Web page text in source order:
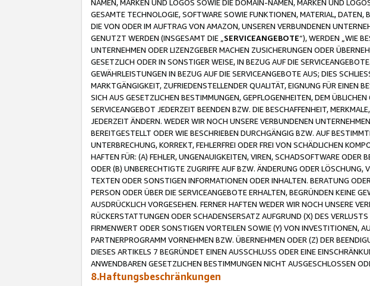
NAMEN, MARKEN UND LOGOS SOWIE DIE DOMAIN-NAMEN, MARKEN UND
GESAMTE TECHNOLOGIE, SOFTWARE SOWIE FUNKTIONEN, MATERIAL,
DIE VON ODER IM AUFTRAG VON AMAZON, UNSEREN VERBUNDENEN
GENUTZT WERDEN (INSGESAMT DIE „ SERVICEANGEBOTE“), WERDEN „WIE
UNTERNEHMEN ODER LIZENZGEBER MACHEN ZUSICHERUNGEN ODER
GESETZLICH ODER IN SONSTIGER WEISE, IN BEZUG AUF DIE
GEWÄHRLEISTUNGEN IN BEZUG AUF DIE SERVICEANGEBOTE AUS; DIES
MARKTGÄNGIGKEIT, ZUFRIEDENSTELLENDER QUALITÄT, EIGNUNG FÜR EINEN
SICH AUS GESETZLICHEN BESTIMMUNGEN, GEPFLOGENHEITEN, DEM
SERVICEANGEBOT JEDERZEIT BEENDEN BZW. DIE BESCHAFFENHEIT,
JEDERZEIT ÄNDERN. WEDER WIR NOCH UNSERE VERBUNDENEN
BEREITGESTELLT ODER WIE BESCHRIEBEN DURCHGÄNGIG BZW. AUF
UNTERBRECHUNG, KORREKT, FEHLERFREI ODER FREI VON SCHÄDLICHEN
HAFTEN FÜR: (A) FEHLER, UNGENAUIGKEITEN, VIREN, SCHADSOFTWARE
ODER (B) UNBERECHTIGTE ZUGRIFFE AUF BZW. ÄNDERUNG ODER
TEXTEN ODER SONSTIGEN INFORMATIONEN ODER INHALTEN. BERATUNG
PERSON ODER ÜBER DIE SERVICEANGEBOTE ERHALTEN, BEGRÜNDEN KEINE
AUSDRÜCKLICH VORGESEHEN. FERNER HAFTEN WEDER WIR NOCH UNSERE
RÜCKERSTATTUNGEN ODER SCHADENSERSATZ AUFGRUND (X) DES
FIRMENWERT ODER SONSTIGEN VORTEILEN SOWIE (Y) VON INVESTITIONEN,
PARTNERPROGRAMM VORNEHMEN BZW. ÜBERNEHMEN ODER (Z) DER
DIESES ARTIKELS 7 BEGRÜNDET EINEN AUSSCHLUSS ODER EINE
ANWENDBAREN GESETZLICHEN BESTIMMUNGEN NICHT AUSGESCHLOSSEN
8.Haftungsbeschränkungen